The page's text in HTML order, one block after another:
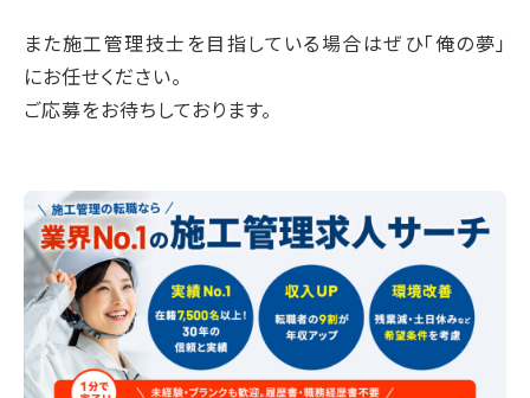
また施工管理技士を目指している場合はぜひ「俺の夢」
にお任せください。
ご応募をお待ちしております。